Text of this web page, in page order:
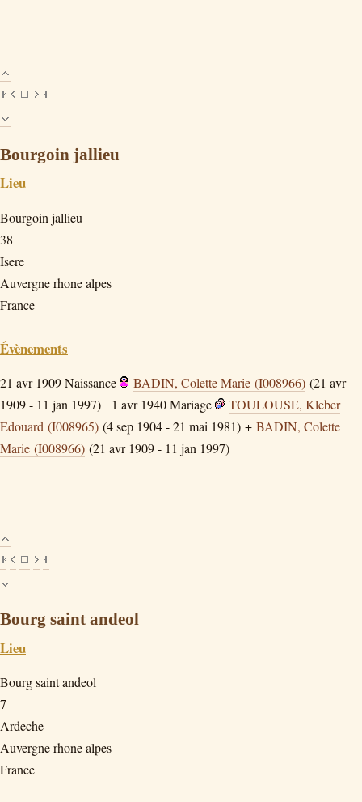
Bourgoin jallieu
Lieu
Bourgoin jallieu
38
Isere
Auvergne rhone alpes
France
Évènements
21 avr 1909Naissance BADIN, Colette Marie (I008966) (21 avr
1909 - 11 jan 1997)
1 avr 1940Mariage
TOULOUSE, Kleber
Edouard (I008965) (4 sep 1904 - 21 mai 1981) + BADIN, Colette
Marie (I008966) (21 avr 1909 - 11 jan 1997)
Bourg saint andeol
Lieu
Bourg saint andeol
7
Ardeche
Auvergne rhone alpes
France